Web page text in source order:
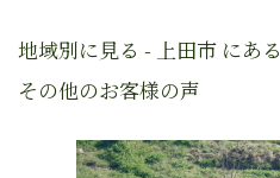
地域別に見る - 上田市 にある
その他のお客様の声